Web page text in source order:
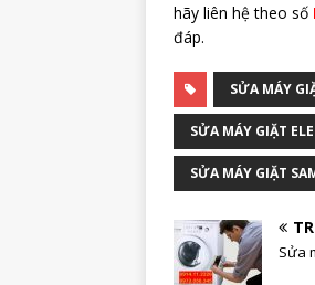
hãy liên hệ theo số
đáp.
SỬA MÁY
SỬA MÁY GIẶT
SỬA MÁY GIẶT
Sửa